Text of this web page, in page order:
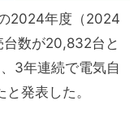
2024年度（2024
数が20,832台と
3年連続で電気自
発表した。